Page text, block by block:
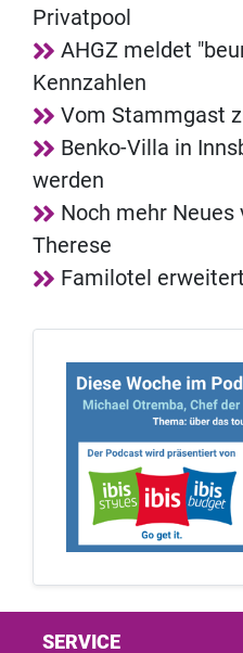
Privatpool
AHGZ meldet
Kennzahlen
Vom Stammgast
Benko-Villa in
werden
Noch mehr Neues
Therese
Familotel
SERVICE